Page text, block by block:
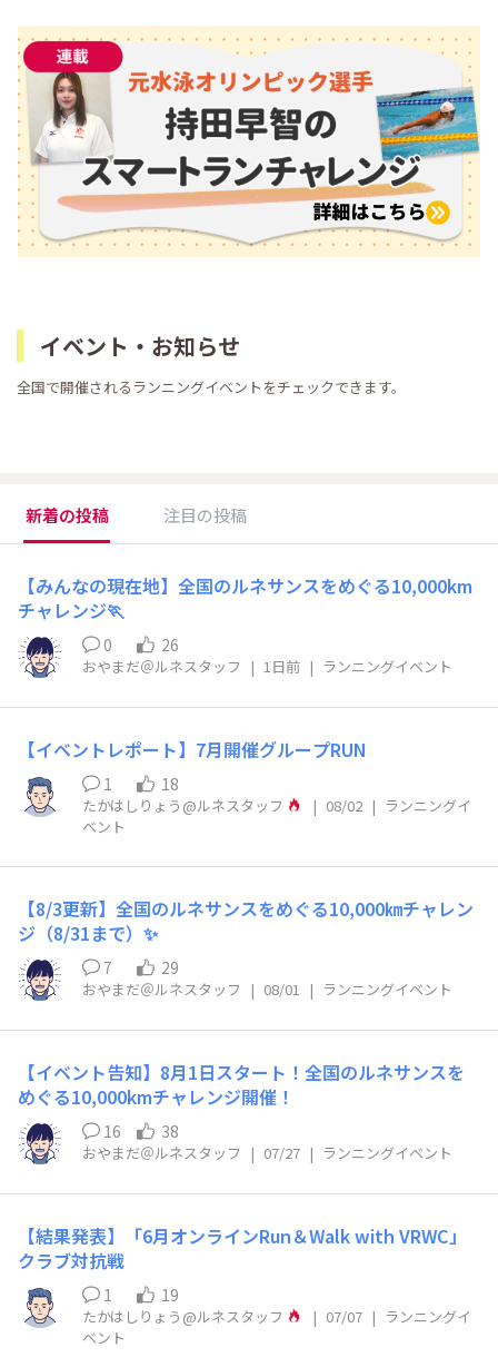
新着の投稿 注目の投稿
【みんなの現在地】全国のルネサンスをめぐる10,000km
チャレンジ🏃
0 26
おやまだ＠ルネスタッフ | 1日前 | ランニングイベント
【イベントレポート】7月開催グループRUN
1 18
たかはしりょう@ルネスタッフ | 08/02 | ランニングイ
ベント
【8/3更新】全国のルネサンスをめぐる10,000㎞チャレン
ジ（8/31まで）✨
7 29
おやまだ＠ルネスタッフ | 08/01 | ランニングイベント
【イベント告知】8月1日スタート！全国のルネサンスを
めぐる10,000kmチャレンジ開催！
16 38
おやまだ＠ルネスタッフ | 07/27 | ランニングイベント
【結果発表】「6月オンラインRun＆Walk with VRWC」
クラブ対抗戦
1 19
たかはしりょう@ルネスタッフ | 07/07 | ランニングイ
ベント